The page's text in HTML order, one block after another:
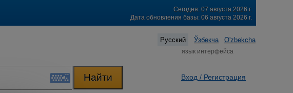
Сегодня: 07 августа 2026 г.
Дата обновления базы: 06 августа 2026 г.
Русский Ўзбекча O'zbekcha
язык интерфейса
Вход / Регистрация